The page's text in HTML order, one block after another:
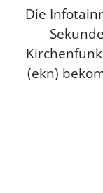
Die
(ekn)